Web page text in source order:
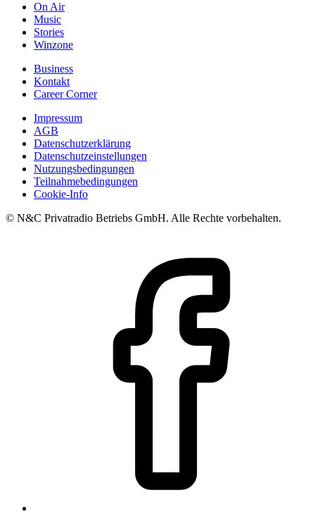
On Air
Music
Stories
Winzone
Business
Kontakt
Career Corner
Impressum
AGB
Datenschutzerklärung
Datenschutzeinstellungen
Nutzungsbedingungen
Teilnahmebedingungen
Cookie-Info
© N&C Privatradio Betriebs GmbH. Alle Rechte vorbehalten.